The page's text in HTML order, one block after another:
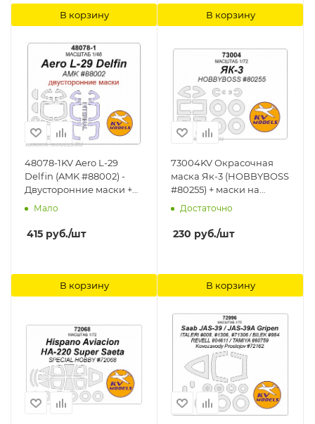
В корзину В корзину
48078-1KV Aero L-29
Delfin (AMK #88002) -
Двусторонние маски +
маски на диски и колеса
Мало
415 руб./шт
В корзину
73004KV Окрасочная
маска Як-3 (HOBBYBOSS
#80255) + маски на
диски и колеса KV
Models
Достаточно
230 руб./шт
В корзину